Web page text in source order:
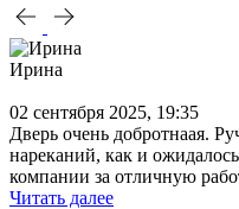
Ирина
02 сентября 2025, 19:35
Дверь очень добротнаая.
нареканий, как и
компании за отличную
Читать далее